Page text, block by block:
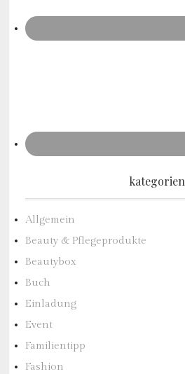
kategorien
Allgemein
Beauty & Pflegeprodukte
Beautybox
Buch
Einladung
Event
Familientipp
Fashion